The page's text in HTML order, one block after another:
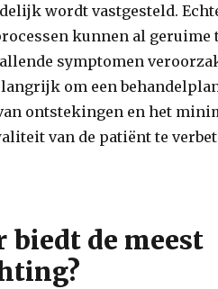
wordt vastgesteld.
kunnen al geruime
symptomen
om een
ontstekingen en het
van de patiënt te
de meest